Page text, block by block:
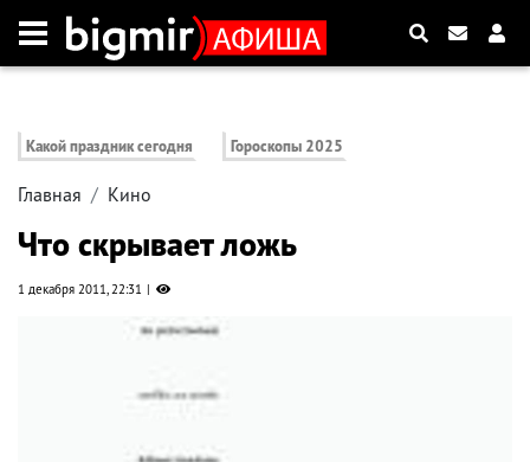
Какой праздник сегодня Гороскопы 2025
Главная Кино
Что скрывает ложь
1 декабря 2011, 22:31